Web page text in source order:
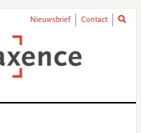
Nieuwsbrief Contact